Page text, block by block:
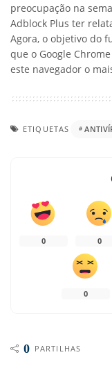
preocupação na
Adblock Plus ter
Agora, o objetivo do
que o Google
este navegador o
ETIQUETAS
0 0
0
0 PARTILHAS